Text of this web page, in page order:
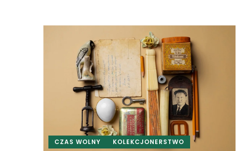
CZAS WOLNY KOLEKCJONERSTWO